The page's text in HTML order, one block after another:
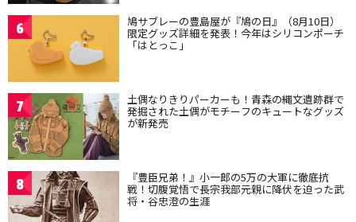
6 鳩サブレーの豊島屋が『鳩の日』（8月10日）
限定グッズ詳細を発表！今年はシリコンポーチ
「はとっこ」
7 土偶なりきりパーカーも！青森の縄文遺跡群で
発掘された土偶がモチーフのキュートなグッズ
が新発売
8 『豊臣兄弟！』小一郎の5万の大軍に徹底抗
戦！切腹覚悟で長宗我部元親に降伏を迫った武
将・谷忠澄の生涯